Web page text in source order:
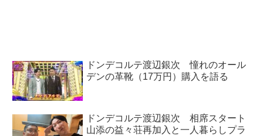
ドンデコルテ渡辺銀次 憧れのオール
デンの革靴（17万円）購入を語る
ドンデコルテ渡辺銀次 相席スタート
山添の益々荘再加入と一人暮らしプラ